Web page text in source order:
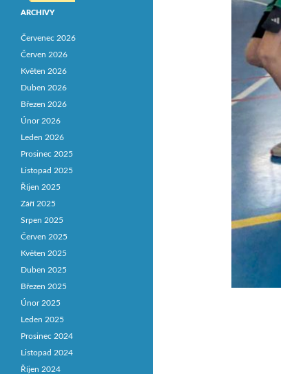
ARCHIVY
Červenec 2026
Červen 2026
Květen 2026
Duben 2026
Březen 2026
Únor 2026
Leden 2026
Prosinec 2025
Listopad 2025
Říjen 2025
Září 2025
Srpen 2025
Červen 2025
Květen 2025
Duben 2025
Březen 2025
Únor 2025
Leden 2025
Prosinec 2024
Listopad 2024
Říjen 2024